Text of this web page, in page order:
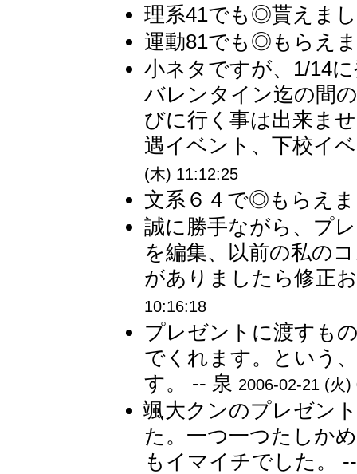
理系41でも◎貰えま
運動81でも◎もらえ
小ネタですが、1/14
バレンタイン迄の間
びに行く事は出来ま
遇イベント、下校イ
(木) 11:12:25
文系６４で◎もらえ
誠に勝手ながら、プ
を編集、以前の私の
がありましたら修正
10:16:18
プレゼントに渡すも
でくれます。という
す。 -- 泉 2006-02-21 (火)
颯大クンのプレゼン
た。一つ一つたしか
もイマイチでした。